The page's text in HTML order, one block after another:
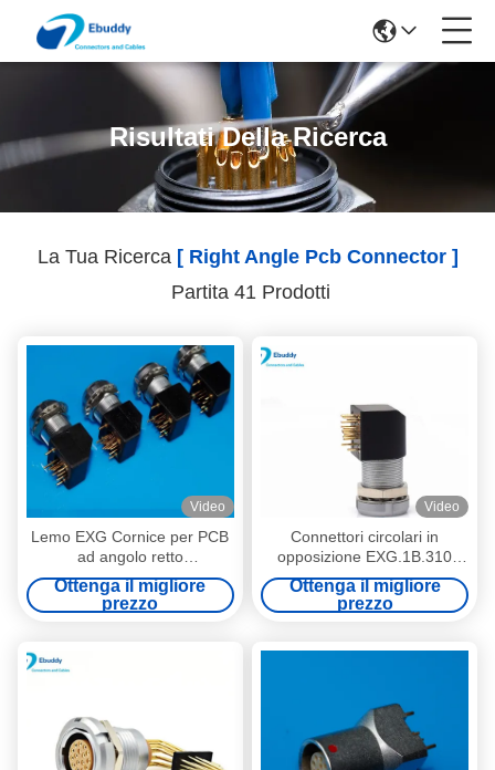
Risultati Della Ricerca
La Tua Ricerca [ Right Angle Pcb Connector ]
Partita 41 Prodotti
Video
Lemo EXG Cornice per PCB
ad angolo retto
EXG.0B.1B.302 3 4 5 6 7 8 9
10 Pin
Ottenga il migliore
prezzo
Video
Connettori circolari in
opposizione EXG.1B.310
dell'incavo ad angolo retto
del PWB di Lemo EXG
Ottenga il migliore
prezzo